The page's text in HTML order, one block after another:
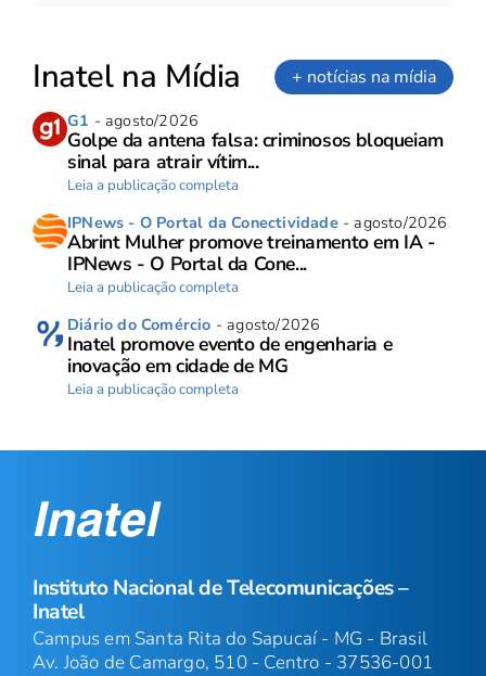
Inatel na Mídia + notícias na mídia
G1 - agosto/2026
Golpe da antena falsa: criminosos bloqueiam
sinal para atrair vítim...
Leia a publicação completa
IPNews - O Portal da Conectividade- agosto/2026
Abrint Mulher promove treinamento em IA -
IPNews - O Portal da Cone...
Leia a publicação completa
Diário do Comércio - agosto/2026
Inatel promove evento de engenharia e
inovação em cidade de MG
Leia a publicação completa
Instituto Nacional de Telecomunicações –
Inatel
Campus em Santa Rita do Sapucaí - MG - Brasil
Av. João de Camargo, 510 - Centro - 37536-001